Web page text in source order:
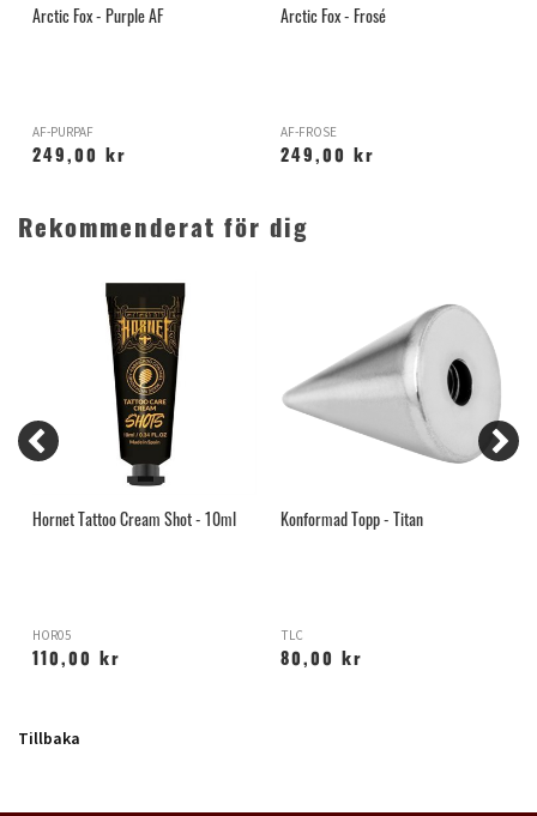
Arctic Fox - Purple AF
AF-PURPAF
249,00 kr
Arctic Fox - Frosé
AF-FROSE
249,00 kr
Rekommenderat för dig
Hornet Tattoo Cream Shot - 10ml
HOR05
110,00 kr
Konformad Topp - Titan
TLC
80,00 kr
Tillbaka